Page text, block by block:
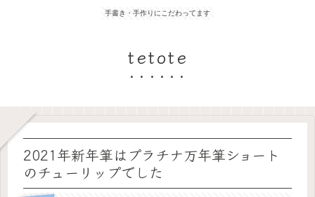
手書き・手作りにこだわってます
tetote
2021年新年筆はプラチナ万年筆ショート
のチューリップでした